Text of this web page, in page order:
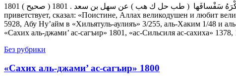
1801 ( صحيح ) إنّ الله كريمٌ يُحِبُّ الكَرَمَ ويُحِبُّ معَالِي الأَخْلاقَ ويَكْرَهُ سَفْسافَها ( طب حل ك هب ) عن سهل بن سعد . 1801 — Сообщается, что посланник Аллаха, да благословит его Аллах и
приветствует, сказал: «Поистине, Аллах великодушен и любит
5928, Абу Ну’айм в «Хильятуль-аулияъ» 3/255, аль-Хаким 1/48 и
«Сахих аль-джами’ ас-сагъир» 1801, «ас-Сильсиля ас-сахиха»
Без рубрики
«Сахих аль-джами’ ас-сагъир» 1800